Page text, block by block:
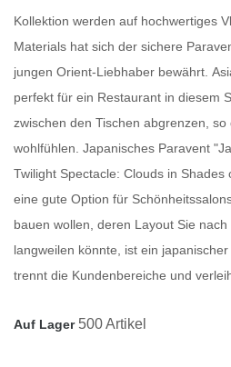
Kollektion werden auf hochwertiges
Materials hat sich der sichere
jungen Orient-Liebhaber bewährt.
perfekt für ein Restaurant in diesem
zwischen den Tischen abgrenzen, so
wohlfühlen. Japanisches Paravent
Twilight Spectacle: Clouds in Shades
eine gute Option für
bauen wollen, deren Layout Sie
langweilen könnte, ist ein japanischer
trennt die Kundenbereiche und
Auf Lager 500 Artikel